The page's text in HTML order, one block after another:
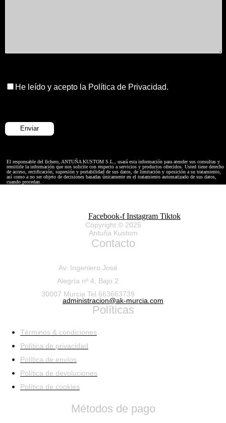
He leído y acepto la Política de Privacidad.
El responsable del fichero, ANTUÑA KUSTOM S.L., usará esta información para atender sus consultas y
remitirle la información que nos solicite con respecto a servicios y productos ofrecidos. Usted tiene derecho
de acceso, rectificación, supresión y portabilidad de sus datos, de limitación y oposición a su tratamiento,
así como a no ser objeto de decisiones basadas únicamente en el tratamiento automatizado de sus datos,
cuando procedan.
Facebook-f Instagram Tiktok
Copyright © 2026
Antuña Kustom
Contacto
Av. Ingeniero José
Alegría nº 4, Bajo 2
30007 Murcia Tel.663663739
administracion@ak-murcia.com
Políticas
Términos & condiciones
Política de privacidad
Política de envíos
Política de devoluciones
Política de cookies
Métodos de pago